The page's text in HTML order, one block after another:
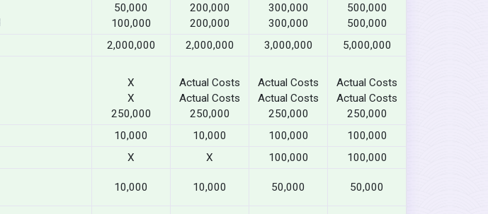
50,000
100,000
200,000
200,000
300,000
300,000
500,000
500,000
2,000,000 2,000,000 3,000,000
5,000,000
X
X
250,000
Actual Costs
Actual Costs
250,000
Actual Costs
Actual Costs
250,000
Actual Costs
Actual Costs
250,000
10,000 10,000 100,000
100,000
X X 100,000
100,000
10,000 10,000 50,000 50,000